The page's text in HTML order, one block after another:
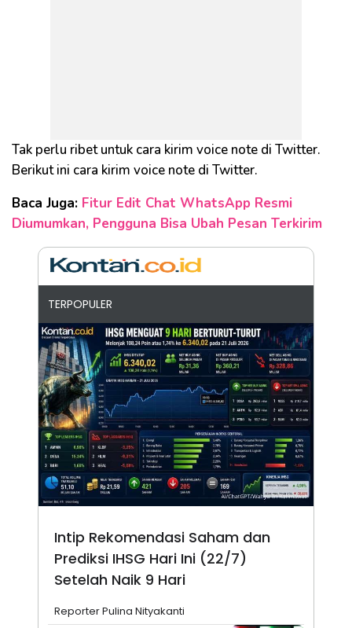
Tak perlu ribet untuk cara kirim voice note di Twitter.
Berikut ini cara kirim voice note di Twitter.
Baca Juga: Fitur Edit Chat WhatsApp Resmi
Diumumkan, Pengguna Bisa Ubah Pesan Terkirim
TERPOPULER
Intip Rekomendasi Saham dan
Prediksi IHSG Hari Ini (22/7)
Setelah Naik 9 Hari
Reporter Pulina Nityakanti